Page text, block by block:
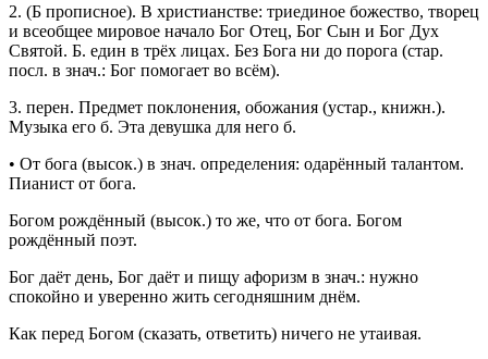
2. (Б прописное). В христианстве: триединое божество, творец
и всеобщее мировое начало Бог Отец, Бог Сын и Бог Дух
Святой. Б. един в трёх лицах. Без Бога ни до порога (стар.
посл. в знач.: Бог помогает во всём).
3. перен. Предмет поклонения, обожания (устар., книжн.).
Музыка его б. Эта девушка для него б.
• От бога (высок.) в знач. определения: одарённый талантом.
Пианист от бога.
Богом рождённый (высок.) то же, что от бога. Богом
рождённый поэт.
Бог даёт день, Бог даёт и пищу афоризм в знач.: нужно
спокойно и уверенно жить сегодняшним днём.
Как перед Богом (сказать, ответить) ничего не утаивая.